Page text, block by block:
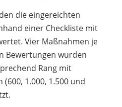
die eingereichten
einer Checkliste mit
Vier Maßnahmen je
Bewertungen wurden
Rang mit
1.000, 1.500 und